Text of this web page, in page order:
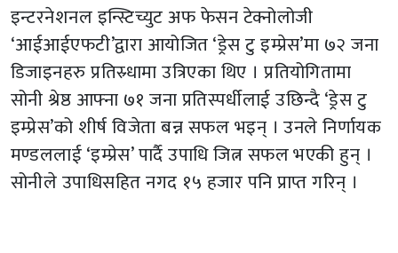
इन्टरनेशनल इन्स्टिच्युट अफ फेसन टेक्नोलोजी
‘आईआईएफटी’द्वारा आयोजित ‘ड्रेस टु इम्प्रेस’मा ७२ जना
डिजाइनहरु प्रतिस्र्धामा उत्रिएका थिए । प्रतियोगितामा
सोनी श्रेष्ठ आफ्ना ७१ जना प्रतिस्पर्धीलाई उछिन्दै ‘ड्रेस टु
इम्प्रेस’को शीर्ष विजेता बन्न सफल भइन् । उनले निर्णायक
मण्डललाई ‘इम्प्रेस’ पार्दै उपाधि जित्न सफल भएकी हुन् ।
सोनीले उपाधिसहित नगद १५ हजार पनि प्राप्त गरिन् ।